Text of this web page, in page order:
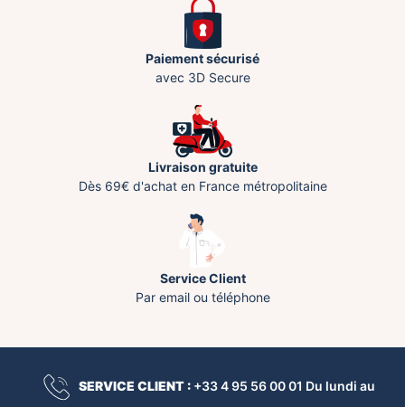
Paiement sécurisé
avec 3D Secure
Livraison gratuite
Dès 69€ d'achat en France métropolitaine
Service Client
Par email ou téléphone
SERVICE CLIENT :+33 4 95 56 00 01 Du lundi au